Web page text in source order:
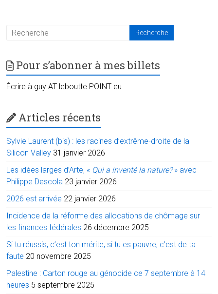
Pour s’abonner à mes billets
Écrire à guy AT leboutte POINT eu
Articles récents
Sylvie Laurent (bis) : les racines d’extrême-droite de la
Silicon Valley 31 janvier 2026
Les idées larges d’Arte, « Qui a inventé la nature?» avec
Philippe Descola 23 janvier 2026
2026 est arrivée 22 janvier 2026
Incidence de la réforme des allocations de chômage sur
les finances fédérales 26 décembre 2025
Si tu réussis, c’est ton mérite, si tu es pauvre, c’est de ta
faute 20 novembre 2025
Palestine : Carton rouge au génocide ce 7 septembre à 14
heures 5 septembre 2025